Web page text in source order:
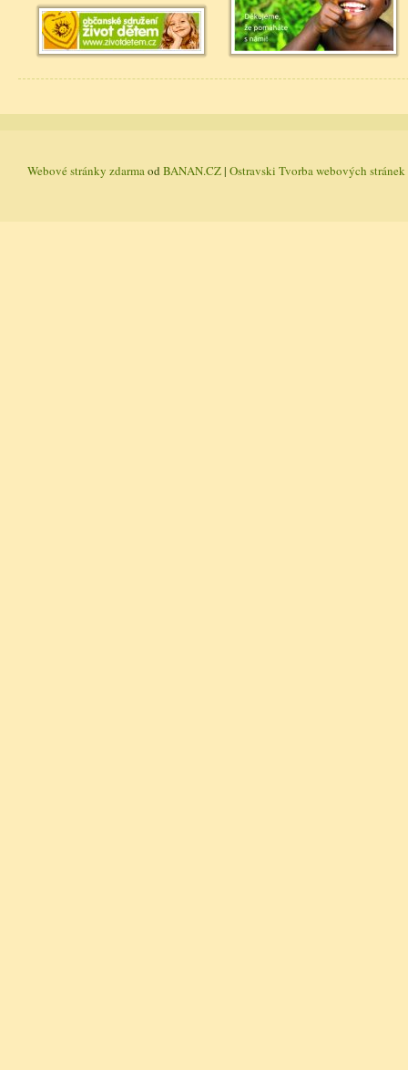
Webové stránky zdarmaod BANAN.CZ| Ostravski Tvorba webových stránek